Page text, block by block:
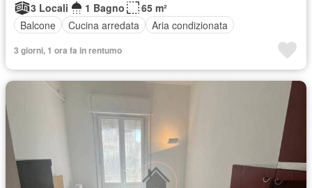
3 Locali
1 Bagno
65 m²
Balcone
Cucina arredata Aria condizionata
3 giorni, 1 ora fa in rentumo